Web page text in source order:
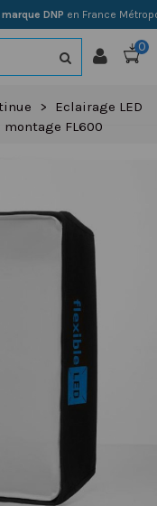
DNP en France
0
>
Eclairage LED
FL600